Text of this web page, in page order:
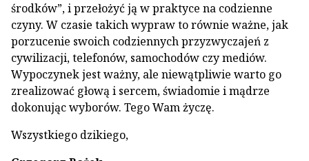
środków”, i przełożyć ją w praktyce na codzienne
czyny. W czasie takich wypraw to równie ważne, jak
porzucenie swoich codziennych przyzwyczajeń z
cywilizacji, telefonów, samochodów czy mediów.
Wypoczynek jest ważny, ale niewątpliwie warto go
zrealizować głową i sercem, świadomie i mądrze
dokonując wyborów. Tego Wam życzę.
Wszystkiego dzikiego,